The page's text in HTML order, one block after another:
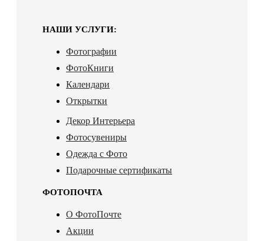
НАШИ УСЛУГИ:
Фотографии
ФотоКниги
Календари
Открытки
Декор Интерьера
Фотосувениры
Одежда с Фото
Подарочные сертификаты
ФОТОПОЧТА
О ФотоПочте
Акции